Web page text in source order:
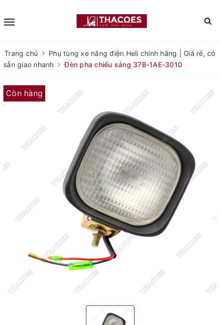
Trang chủ
Phụ tùng xe nâng điện Heli chính hãng | Giá rẻ, có
sẵn giao nhanh
Đèn pha chiếu sáng 37B-1AE-3010
Còn hàng